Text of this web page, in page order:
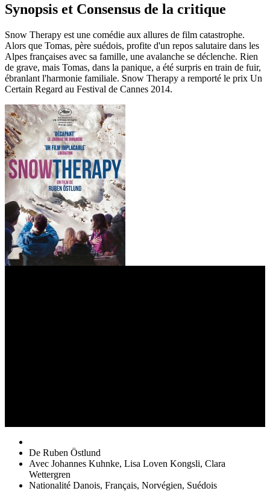
Synopsis et Consensus de la critique
Snow Therapy est une comédie aux allures de film catastrophe.
Alors que Tomas, père suédois, profite d'un repos salutaire dans les
Alpes françaises avec sa famille, une avalanche se déclenche. Rien
de grave, mais Tomas, dans la panique, a été surpris en train de fuir,
ébranlant l'harmonie familiale. Snow Therapy a remporté le prix Un
Certain Regard au Festival de Cannes 2014.
De Ruben Östlund
Avec Johannes Kuhnke, Lisa Loven Kongsli, Clara
Wettergren
Nationalité Danois, Français, Norvégien, Suédois